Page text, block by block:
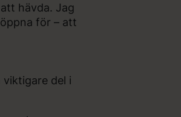
hävda. Jag
för – att
del i